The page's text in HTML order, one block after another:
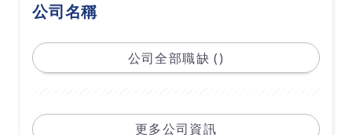
公司名稱
公司全部職缺 ()
更多公司資訊